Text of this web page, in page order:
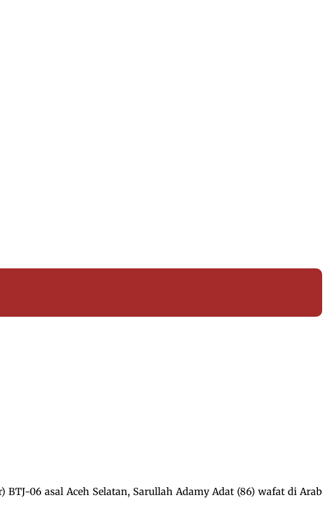
06 asal Aceh Selatan, Sarullah Adamy Adat (86) wafat di Arab